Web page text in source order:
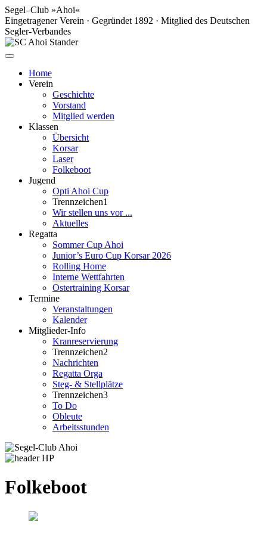
Segel–Club »Ahoi«
Eingetragener Verein · Gegründet 1892 · Mitglied des Deutschen
Segler-Verbandes
Home
Verein
Geschichte
Vorstand
Mitglied werden
Klassen
Übersicht
Korsar
Laser
Folkeboot
Jugend
Opti Ahoi Cup
Trennzeichen1
Wir stellen uns vor ...
Aktuelles
Regatta
Sommer Cup Ahoi
Junior’s Euro Cup Korsar 2026
Rolling Home
Interne Wettfahrten
Ostertraining Korsar
Termine
Veranstaltungen
Kalender
Mitglieder-Info
Kranreservierung
Trennzeichen2
Nachrichten
Regatta Orga
Steg- & Stellplätze
Trennzeichen3
To Do
Obleute
Arbeitsstunden
Folkeboot